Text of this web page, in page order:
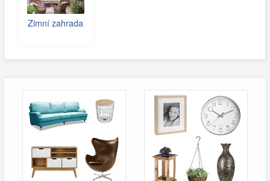
Zimní zahrada